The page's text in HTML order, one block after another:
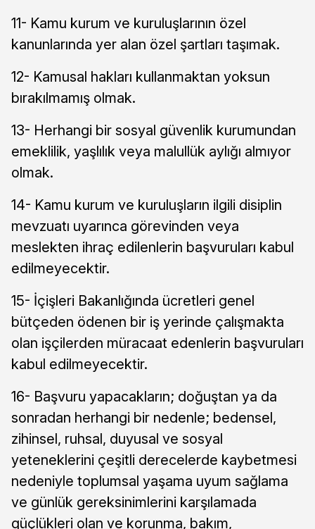
11- Kamu kurum ve kuruluşlarının özel
kanunlarında yer alan özel şartları taşımak.
12- Kamusal hakları kullanmaktan yoksun
bırakılmamış olmak.
13- Herhangi bir sosyal güvenlik kurumundan
emeklilik, yaşlılık veya malullük aylığı almıyor
olmak.
14- Kamu kurum ve kuruluşların ilgili disiplin
mevzuatı uyarınca görevinden veya
meslekten ihraç edilenlerin başvuruları kabul
edilmeyecektir.
15- İçişleri Bakanlığında ücretleri genel
bütçeden ödenen bir iş yerinde çalışmakta
olan işçilerden müracaat edenlerin başvuruları
kabul edilmeyecektir.
16- Başvuru yapacakların; doğuştan ya da
sonradan herhangi bir nedenle; bedensel,
zihinsel, ruhsal, duyusal ve sosyal
yeteneklerini çeşitli derecelerde kaybetmesi
nedeniyle toplumsal yaşama uyum sağlama
ve günlük gereksinimlerini karşılamada
güçlükleri olan ve korunma, bakım,